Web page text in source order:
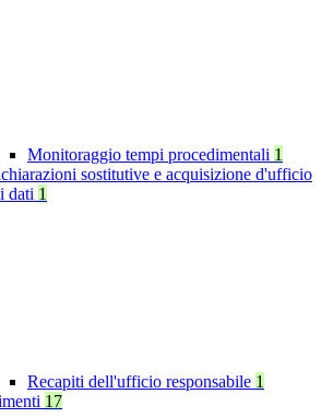
Monitoraggio tempi procedimentali 1
sostitutive e acquisizione d'ufficio
dati 1
Recapiti dell'ufficio responsabile 1
17